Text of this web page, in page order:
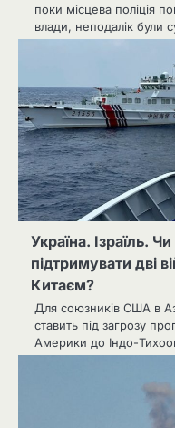
поки місцева поліція
влади, неподалік були
Україна. Ізраїль.
підтримувати дві
Китаєм?
Для союзників США в
ставить під загрозу
Америки до Індо-